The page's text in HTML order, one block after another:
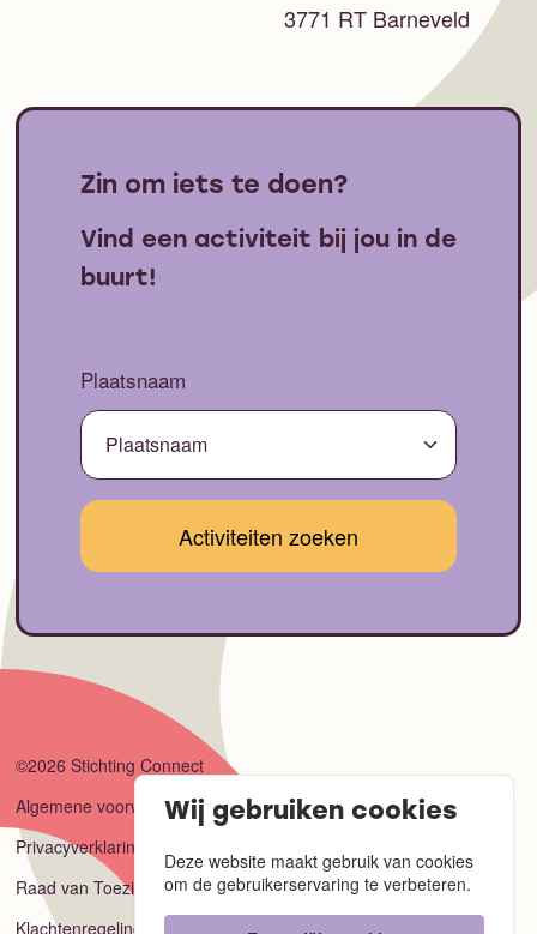
3771 RT Barneveld
Zin om iets te doen?
Vind een activiteit bij jou in de
buurt!
Plaatsnaam
©2026 Stichting Connect
Algemene voorwaarden
Privacyverklaring
Raad van Toezicht
Klachtenregeling
Wij gebruiken cookies
Deze website maakt gebruik van cookies
om de gebruikerservaring te verbeteren.